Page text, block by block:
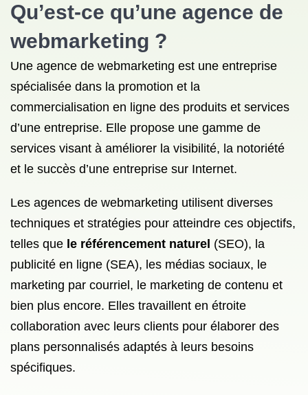
Qu’est-ce qu’une agence de
webmarketing ?
Une agence de webmarketing est une entreprise
spécialisée dans la promotion et la
commercialisation en ligne des produits et services
d’une entreprise. Elle propose une gamme de
services visant à améliorer la visibilité, la notoriété
et le succès d’une entreprise sur Internet.
Les agences de webmarketing utilisent diverses
techniques et stratégies pour atteindre ces objectifs,
telles que le référencement naturel (SEO), la
publicité en ligne (SEA), les médias sociaux, le
marketing par courriel, le marketing de contenu et
bien plus encore. Elles travaillent en étroite
collaboration avec leurs clients pour élaborer des
plans personnalisés adaptés à leurs besoins
spécifiques.